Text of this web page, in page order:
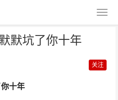
默坑了你十年
关注
十年